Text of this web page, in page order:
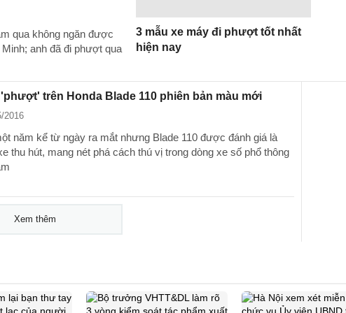
qua không ngăn được
anh đã đi phượt qua
3 mẫu xe máy đi phượt tốt nhất
hiện nay
trên Honda Blade 110 phiên bản màu mới
2016
năm kể từ ngày ra mắt nhưng Blade 110 được đánh giá là
thu hút, mang nét phá cách thú vị trong dòng xe số phổ thông
Xem thêm